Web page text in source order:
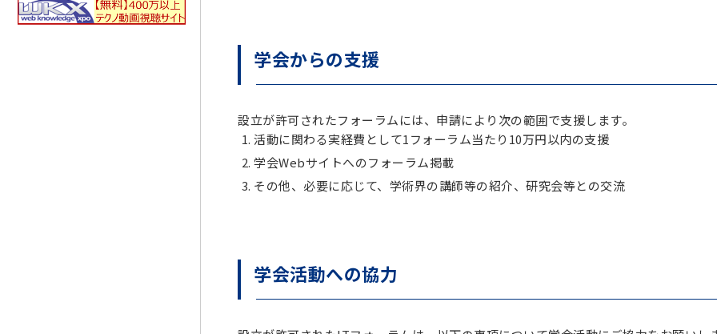
学会からの支援
設立が許可されたフォーラムには、申請により次の範囲で支援します。
活動に関わる実経費として1フォーラム当たり10万円以内の支援
学会Webサイトへのフォーラム掲載
その他、必要に応じて、学術界の講師等の紹介、研究会等との交流
学会活動への協力